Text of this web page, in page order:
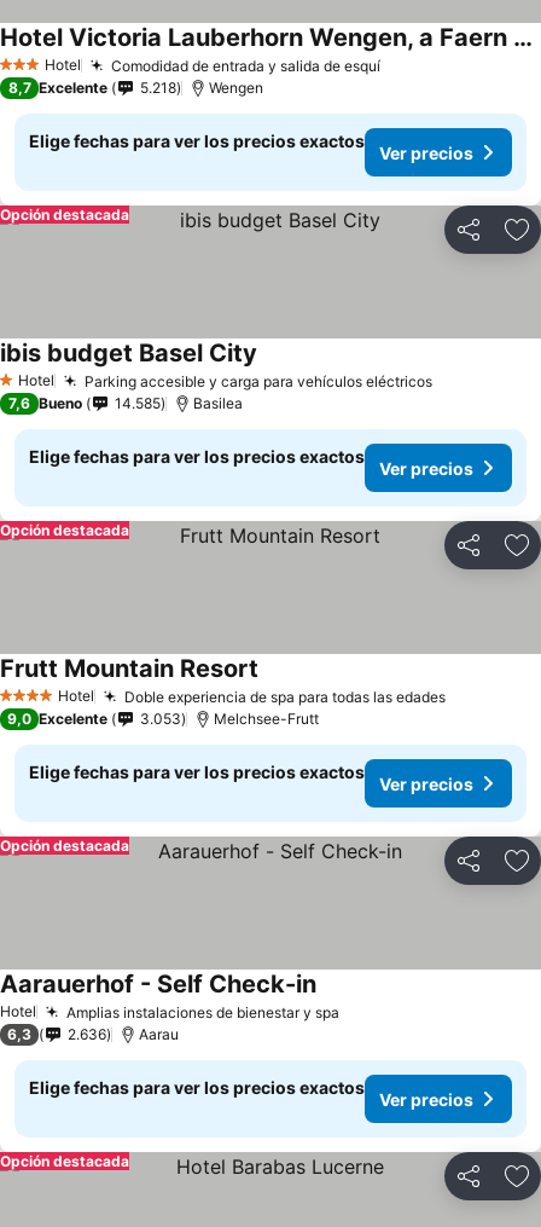
3 Estrellas
Hotel Comodidad de entrada y salida de esquíVer precios
Hotel Victoria Lauberhorn Wengen, a Faern Collection Hotel
Ver precios
8,7 Excelente 5.218 Wengen
Elige fechas para ver los precios exactos
Ver precios
Compartir
Opción destacada
1 Estrellas
Hotel Parking accesible y carga para vehículos eléctricosVer precios
ibis budget Basel City
7,6 Bueno 14.585 Basilea
Elige fechas para ver los precios exactos
Ver precios
Compartir
Opción destacada
4 EstrellasHotel Doble experiencia de spa para todas las edadesVer
Frutt Mountain Resort
9,0 Excelente 3.053 Melchsee-Frutt
Elige fechas para ver los precios exactos
Ver precios
Compartir
Opción destacada
Hotel Amplias instalaciones de bienestar y spa
Aarauerhof - Self Check-inVer precios
6,3 2.636 Aarau
Elige fechas para ver los precios exactos
Ver precios
Compartir
Opción destacada